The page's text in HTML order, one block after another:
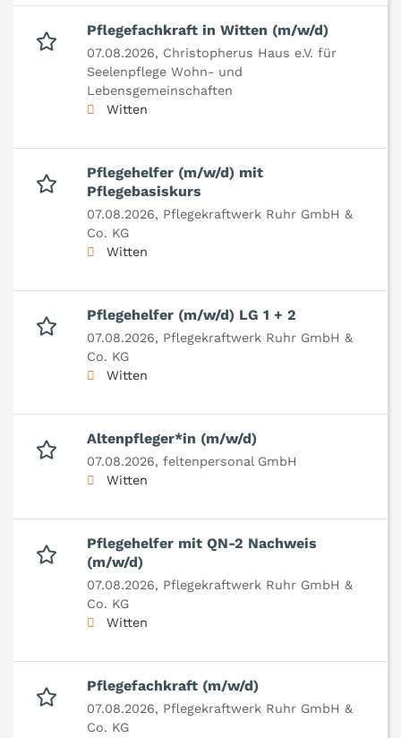
Pflegefachkraft in Witten (m/w/d)
07.08.2026, Christopherus Haus e.V. für
Seelenpflege Wohn- und
Lebensgemeinschaften
Witten
Pflegehelfer (m/w/d) mit
Pflegebasiskurs
07.08.2026, Pflegekraftwerk Ruhr GmbH &
Co. KG
Witten
Pflegehelfer (m/w/d) LG 1 + 2
07.08.2026, Pflegekraftwerk Ruhr GmbH &
Co. KG
Witten
Altenpfleger*in (m/w/d)
07.08.2026, feltenpersonal GmbH
Witten
Pflegehelfer mit QN-2 Nachweis
(m/w/d)
07.08.2026, Pflegekraftwerk Ruhr GmbH &
Co. KG
Witten
Pflegefachkraft (m/w/d)
07.08.2026, Pflegekraftwerk Ruhr GmbH &
Co. KG